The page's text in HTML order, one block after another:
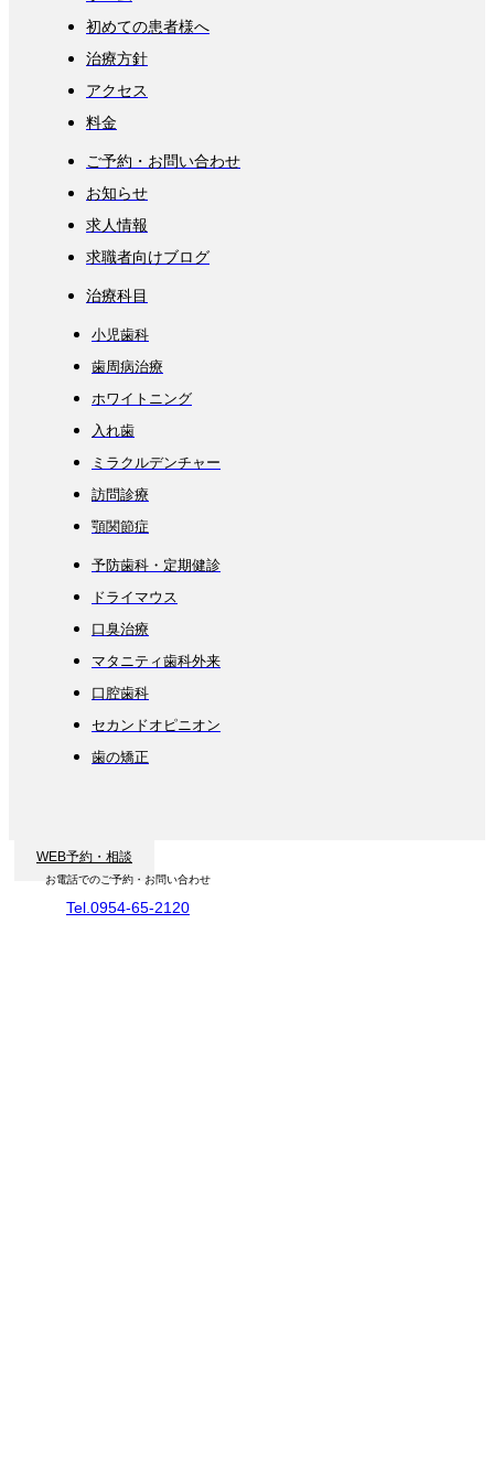
初めての患者様へ
治療方針
アクセス
料金
ご予約・お問い合わせ
お知らせ
求人情報
求職者向けブログ
治療科目
小児歯科
歯周病治療
ホワイトニング
入れ歯
ミラクルデンチャー
訪問診療
顎関節症
予防歯科・定期健診
ドライマウス
口臭治療
マタニティ歯科外来
口腔歯科
セカンドオピニオン
歯の矯正
WEB予約・相談
お電話でのご予約・お問い合わせ
Tel.0954-65-2120